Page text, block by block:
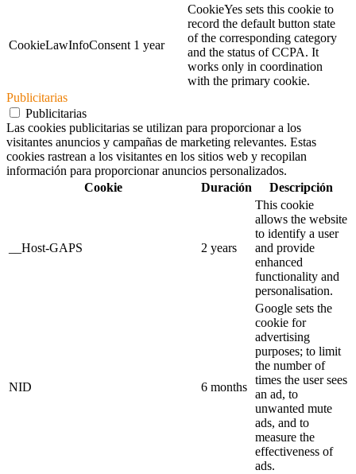
CookieLawInfoConsent 1 year
CookieYes sets this cookie to
record the default button state
of the corresponding category
and the status of CCPA. It
works only in coordination
with the primary cookie.
Publicitarias
Publicitarias
Las cookies publicitarias se utilizan para proporcionar a los
visitantes anuncios y campañas de marketing relevantes. Estas
cookies rastrean a los visitantes en los sitios web y recopilan
información para proporcionar anuncios personalizados.
Cookie
Duración Descripción
__Host-GAPS 2 years
This cookie
allows the website
to identify a user
and provide
enhanced
functionality and
personalisation.
NID 6 months
Google sets the
cookie for
advertising
purposes; to limit
the number of
times the user sees
an ad, to
unwanted mute
ads, and to
measure the
effectiveness of
ads.